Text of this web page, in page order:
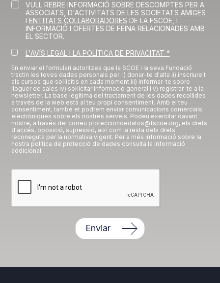
VULL REBRE INFORMACIÓ SOBRE DESCOMPTES PER A
ASSOCIATS, D'ACTIVITATS DE LES SOCIETATS AMIGES
I ENTITATS COL·LABORADORES DE LA FSCOE, I
INFORMACIÓ I OFERTES DE FEINA RELACIONADES AMB
EL SECTOR.
L'AVÍS LEGAL I LA POLÍTICA DE PRIVACITAT *
En enviar el formulari autoritzes que la SCOE i la seva Fundació
tractin les teves dades personals per: i) donar-te d'alta ii) inscriure't
als cursos que sol·licitis en cada moment iii) informar-te sobre
lloguer de sales iv) sol·licitar informació general i v) registrar-te a la
newsletter. La base legítima del tractament de les dades recollides
a través de la web està al teu propi consentiment. Amb el teu
consentiment, també et podrem enviar comunicacions comercials
electròniques sobre els nostres serveis. Podeu exercitar davant
nostre, a través del correu protecciondedatos@fscoe.org, els drets
d'accés, oposició, supressió, així com la resta dels drets
reconeguts per la normativa vigent. Per a més informació sobre la
nostra política de protecció de dades consulta la informació
addicional.
Enviar